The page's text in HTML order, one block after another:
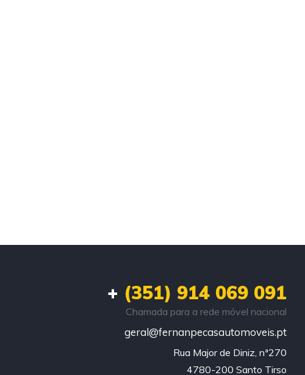
+ (351) 914 069 091
Chamada para a rede móvel nacional
geral@fernanpecasautomoveis.pt
Rua Major de Diniz, nª270
4780-200 Santo Tirso